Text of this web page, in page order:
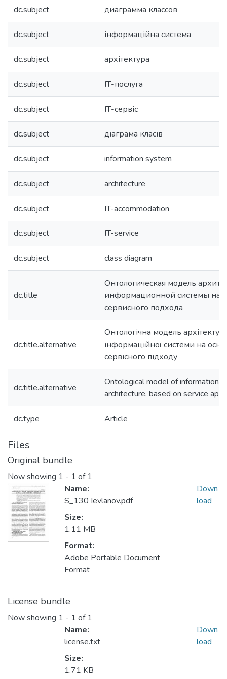
dc.subject диаграмма классов
dc.subject інформаційна система
dc.subject архітектура
dc.subject ІТ-послуга
dc.subject ІТ-сервіс
dc.subject діаграма класів
dc.subject information system
dc.subject architecture
dc.subject IT-accommodation
dc.subject IT-service
dc.subject class diagram
dc.title
Онтологическая модель
информационной системы на
сервисного подхода
dc.title.alternative
Онтологічна модель
інформаційної системи на
сервісного підходу
dc.title.alternative
Ontological model of information
architecture, based on service
dc.type Article
Files
Original bundle
Now showing 1 - 1 of 1
Name:
S_130 Ievlanov.pdf
Size:
1.11 MB
Format:
Adobe Portable Document
Format
Down
load
License bundle
Now showing 1 - 1 of 1
Name:
license.txt
Size:
1.71 KB
Down
load